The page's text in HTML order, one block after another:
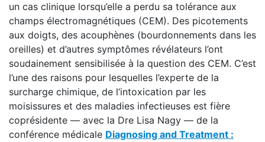
un cas clinique lorsqu’elle a perdu sa tolérance aux
champs électromagnétiques (CEM). Des picotements
aux doigts, des acouphènes (bourdonnements dans les
oreilles) et d’autres symptômes révélateurs l’ont
soudainement sensibilisée à la question des CEM. C’est
l’une des raisons pour lesquelles l’experte de la
surcharge chimique, de l’intoxication par les
moisissures et des maladies infectieuses est fière
coprésidente — avec la Dre Lisa Nagy — de la
conférence médicale Diagnosing and Treatment :